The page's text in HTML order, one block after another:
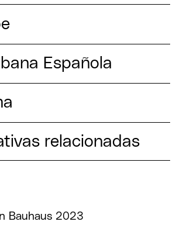
Española
relacionadas
Bauhaus 2023